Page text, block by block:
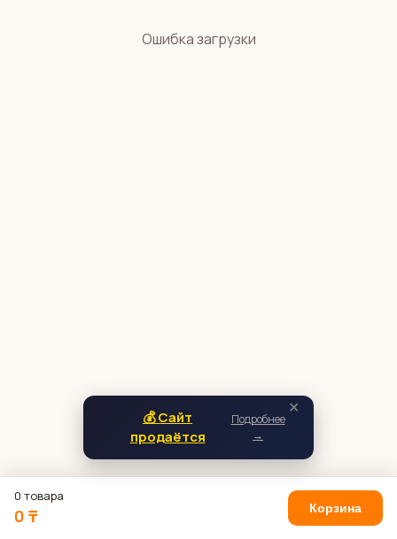
Ошибка загрузки
✕
💰 Сайт
продаётся
Подробнее
→
0 товара
0 ₸ Корзина